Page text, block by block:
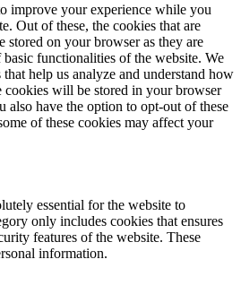
improve your experience while you
Out of these, the cookies that are
stored on your browser as they are
functionalities of the website. We
help us analyze and understand how
cookies will be stored in your browser
also have the option to opt-out of these
of these cookies may affect your
essential for the website to
only includes cookies that ensures
features of the website. These
information.